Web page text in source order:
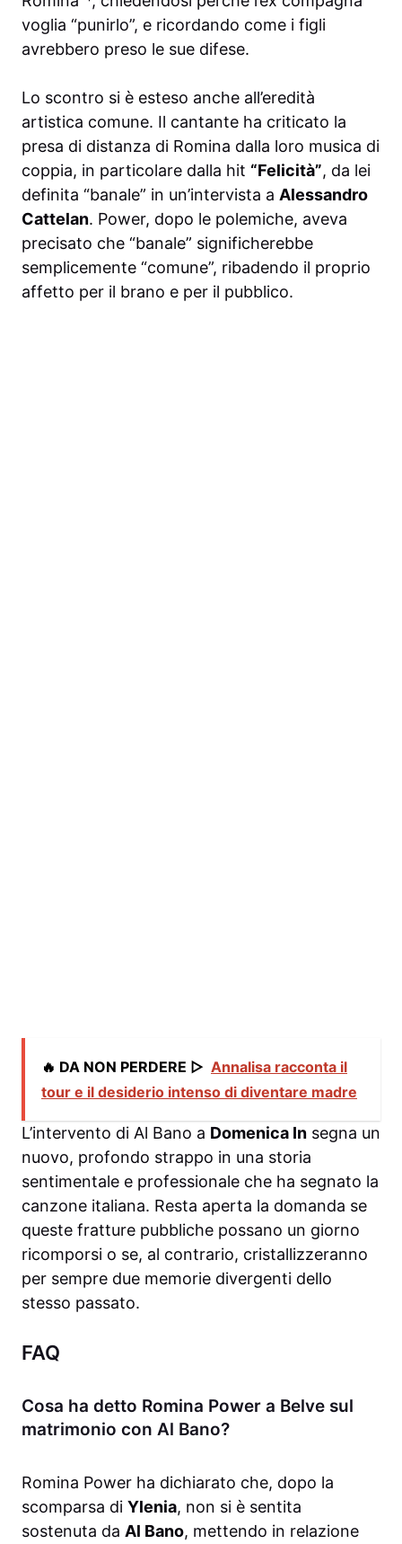
voglia “punirlo”, e ricordando come i figli
avrebbero preso le sue difese.
Lo scontro si è esteso anche all’eredità
artistica comune. Il cantante ha criticato la
presa di distanza di Romina dalla loro musica di
coppia, in particolare dalla hit “Felicità”, da lei
definita “banale” in un’intervista a Alessandro
Cattelan. Power, dopo le polemiche, aveva
precisato che “banale” significherebbe
semplicemente “comune”, ribadendo il proprio
affetto per il brano e per il pubblico.
🔥 DA NON PERDERE ▷ Annalisa racconta il
tour e il desiderio intenso di diventare madre
L’intervento di Al Bano a Domenica In segna un
nuovo, profondo strappo in una storia
sentimentale e professionale che ha segnato la
canzone italiana. Resta aperta la domanda se
queste fratture pubbliche possano un giorno
ricomporsi o se, al contrario, cristallizzeranno
per sempre due memorie divergenti dello
stesso passato.
FAQ
Cosa ha detto Romina Power a Belve sul
matrimonio con Al Bano?
Romina Power ha dichiarato che, dopo la
scomparsa di Ylenia, non si è sentita
sostenuta da Al Bano, mettendo in relazione